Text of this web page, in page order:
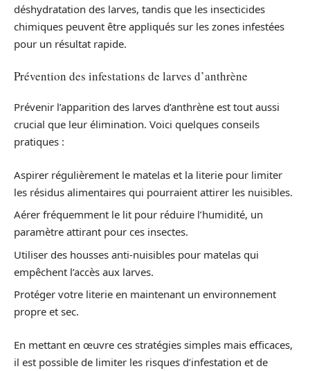
déshydratation des larves, tandis que les insecticides
chimiques peuvent être appliqués sur les zones infestées
pour un résultat rapide.
Prévention des infestations de larves d’anthrène
Prévenir l’apparition des larves d’anthrène est tout aussi
crucial que leur élimination. Voici quelques conseils
pratiques :
Aspirer régulièrement le matelas et la literie pour limiter
les résidus alimentaires qui pourraient attirer les nuisibles.
Aérer fréquemment le lit pour réduire l’humidité, un
paramètre attirant pour ces insectes.
Utiliser des housses anti-nuisibles pour matelas qui
empêchent l’accès aux larves.
Protéger votre literie en maintenant un environnement
propre et sec.
En mettant en œuvre ces stratégies simples mais efficaces,
il est possible de limiter les risques d’infestation et de